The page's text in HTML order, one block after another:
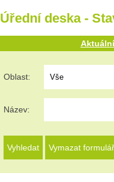
Úřední deska -
Aktuální
Oblast:
Název: